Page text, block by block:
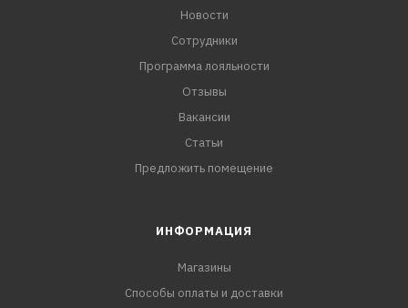
Новости
Сотрудники
Программа лояльности
Отзывы
Вакансии
Статьи
Предложить помещение
ИНФОРМАЦИЯ
Магазины
Способы оплаты и доставки